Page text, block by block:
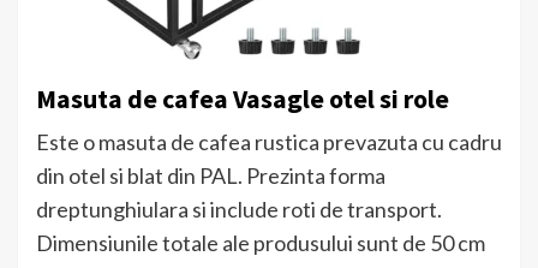
Masuta de cafea Vasagle otel si role
Este o masuta de cafea rustica prevazuta cu cadru
din otel si blat din PAL. Prezinta forma
dreptunghiulara si include roti de transport.
Dimensiunile totale ale produsului sunt de 50 cm